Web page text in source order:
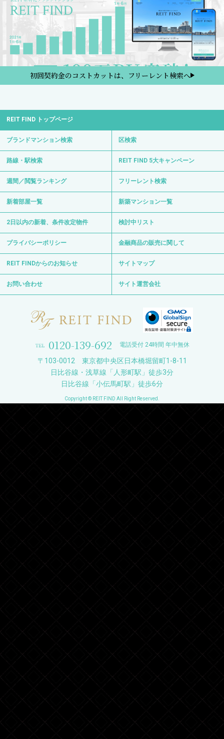
初回契約金のコストカットは、フリーレント検索へ
REIT FIND トップページ
ブランドマンション検索 区検索
路線・駅検索 REIT FIND 5大キャンペーン
週間／閲覧ランキング フリーレント検索
新着部屋一覧 新築マンション一覧
2日以内の新着、条件改定物件 検討中リスト
プライバシーポリシー 金融商品の販売に関して
REIT FINDからのお知らせ サイトマップ
お問い合わせ サイト運営会社
0120-139-692 電話受付 24時間 年中無休
〒103-0012 東京都中央区日本橋堀留町1-8-11
日比谷線・浅草線「人形町駅」徒歩3分
日比谷線「小伝馬町駅」徒歩6分
Copyright © REIT FIND All Right Reserved.